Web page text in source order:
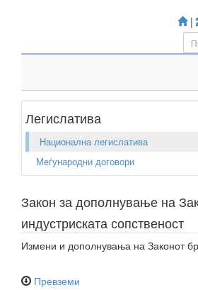
|
Легислатива
Национална легислатива
Меѓународни договори
Закон за дополнување на
индустриската сопственост
Измени и дополнувања на Законот
Превземи